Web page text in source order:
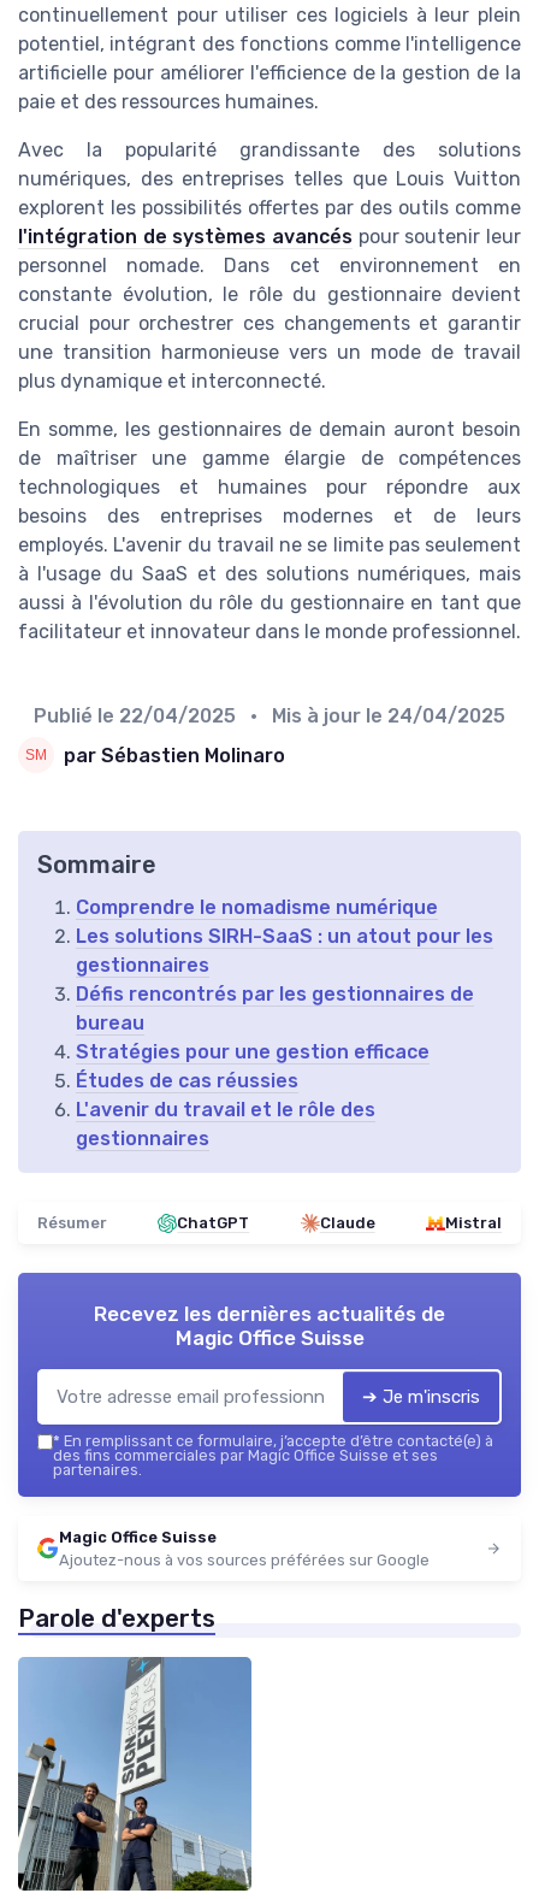
continuellement pour utiliser ces logiciels à leur plein
potentiel, intégrant des fonctions comme l'intelligence
artificielle pour améliorer l'efficience de la gestion de la
paie et des ressources humaines.
Avec la popularité grandissante des solutions
numériques, des entreprises telles que Louis Vuitton
explorent les possibilités offertes par des outils comme
l'intégration de systèmes avancés pour soutenir leur
personnel nomade. Dans cet environnement en
constante évolution, le rôle du gestionnaire devient
crucial pour orchestrer ces changements et garantir
une transition harmonieuse vers un mode de travail
plus dynamique et interconnecté.
En somme, les gestionnaires de demain auront besoin
de maîtriser une gamme élargie de compétences
technologiques et humaines pour répondre aux
besoins des entreprises modernes et de leurs
employés. L'avenir du travail ne se limite pas seulement
à l'usage du SaaS et des solutions numériques, mais
aussi à l'évolution du rôle du gestionnaire en tant que
facilitateur et innovateur dans le monde professionnel.
Publié le 22/04/2025 • Mis à jour le 24/04/2025
par Sébastien Molinaro
Sommaire
Comprendre le nomadisme numérique
Les solutions SIRH-SaaS : un atout pour les
gestionnaires
Défis rencontrés par les gestionnaires de
bureau
Stratégies pour une gestion efficace
Études de cas réussies
L'avenir du travail et le rôle des
gestionnaires
Résumer ChatGPT Claude Mistral
Recevez les dernières actualités de
Magic Office Suisse
➔ Je m'inscris
* En remplissant ce formulaire, j’accepte d’être contacté(e) à
des fins commerciales par Magic Office Suisse et ses
partenaires.
Magic Office Suisse
Ajoutez-nous à vos sources préférées sur Google
Parole d'experts